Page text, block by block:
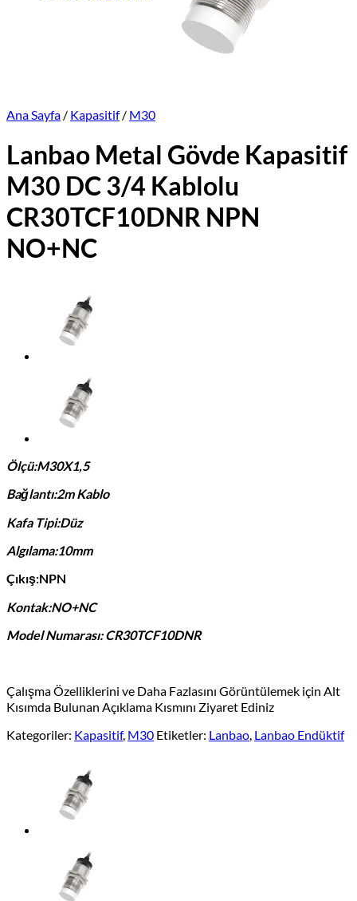
Ana Sayfa / Kapasitif / M30
Lanbao Metal Gövde Kapasitif
M30 DC 3/4 Kablolu
CR30TCF10DNR NPN
NO+NC
Ölçü:M30X1,5
Bağlantı:2m Kablo
Kafa Tipi:Düz
Algılama:10mm
Çıkış:NPN
Kontak:NO+NC
Model Numarası: CR30TCF10DNR
Çalışma Özelliklerini ve Daha Fazlasını Görüntülemek için Alt
Kısımda Bulunan Açıklama Kısmını Ziyaret Ediniz
Kategoriler: Kapasitif, M30 Etiketler: Lanbao, Lanbao Endüktif